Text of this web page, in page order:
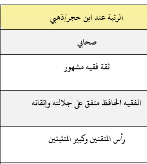
الرتبة عند ابن حجر/ذهبي
صحابي
ثقة فقيه مشهور
الفقيه الحافظ متفق على جلالته وإتقانه
رأس المتقنين وكبير المتثبتين